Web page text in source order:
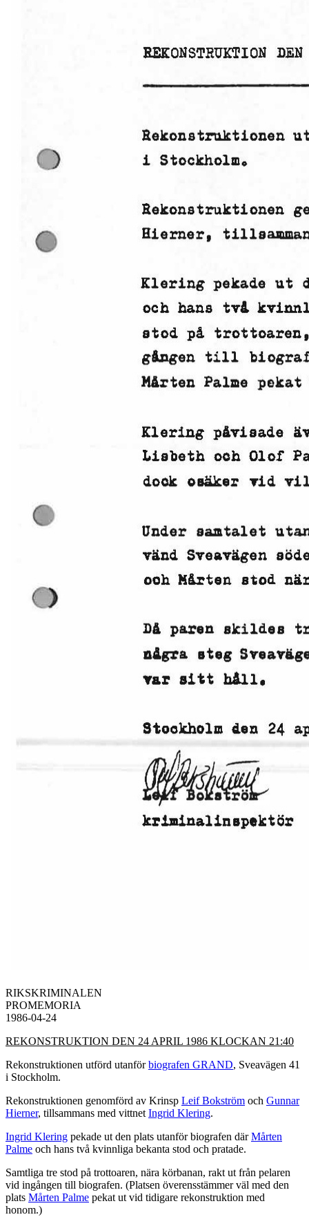
RIKSKRIMINALEN
PROMEMORIA
1986-04-24
REKONSTRUKTION DEN 24 APRIL 1986 KLOCKAN 21:40
Rekonstruktionen utförd utanförbiografen GRAND, Sveavägen 41
i Stockholm.
Rekonstruktionen genomförd av Krinsp Leif Bokström och Gunnar
Hierner, tillsammans med vittnet Ingrid Klering.
Ingrid Klering pekade ut den plats utanför biografen därMårten
Palme och hans två kvinnliga bekanta stod och pratade.
Samtliga tre stod på trottoaren, nära körbanan, rakt ut från pelaren
vid ingången till biografen. (Platsen överensstämmer väl med den
plats Mårten Palme pekat ut vid tidigare rekonstruktion med
honom.)